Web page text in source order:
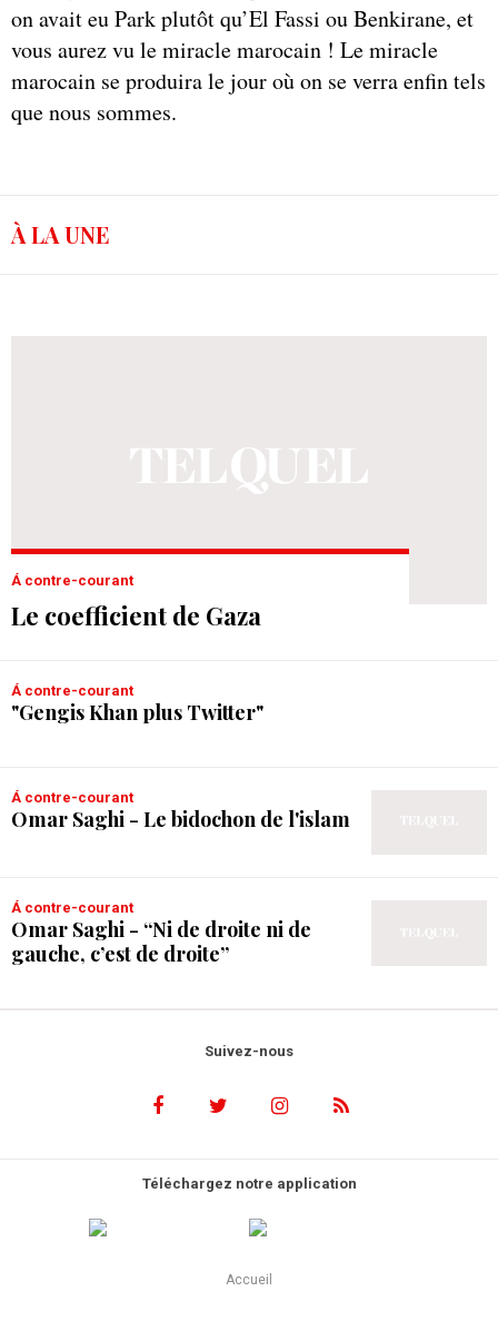
on avait eu Park plutôt qu’El Fassi ou Benkirane, et
vous aurez vu le miracle marocain ! Le miracle
marocain se produira le jour où on se verra enfin tels
que nous sommes.
À LA UNE
Á contre-courant
Le coefficient de Gaza
Á contre-courant
"Gengis Khan plus Twitter"
Á contre-courant
Omar Saghi - Le bidochon de l'islam
Á contre-courant
Omar Saghi - “Ni de droite ni de
gauche, c’est de droite”
Suivez-nous
Téléchargez notre application
Accueil